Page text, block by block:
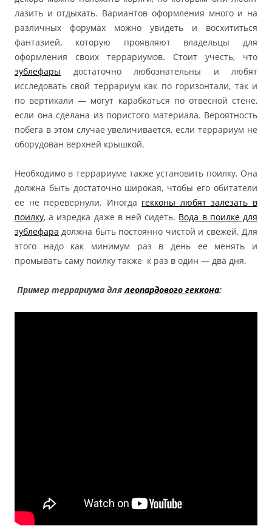
лазить и отдыхать. Вариантов оформления много и на
различных форумах можно увидеть и восхититься
фантазией, которую проявляют владельцы для
оформления своих террариумов. Стоит учесть, что
эублефары достаточно любознательны и любят
исследовать свой террариум как по горизонтали, так и
по вертикали — могут карабкаться по отвесной стене,
если она сделана из пористого материала. Вероятность
побега в этом случае увеличивается, если террариум не
оборудован верхней крышкой.
Необходимо в террариуме также установить поилку. Она
должна быть достаточно широкая, чтобы его обитатели
ее не перевернули. Иногда гекконы любят залезать в
поилку, а изредка даже в ней сидеть. Вода в поилке для
эублефара должна быть постоянно чистой и свежей. Для
этого надо как минимум раз в день ее менять и
промывать саму поилку также к раз в один — два дня.
Пример террариума длялеопардового геккона: